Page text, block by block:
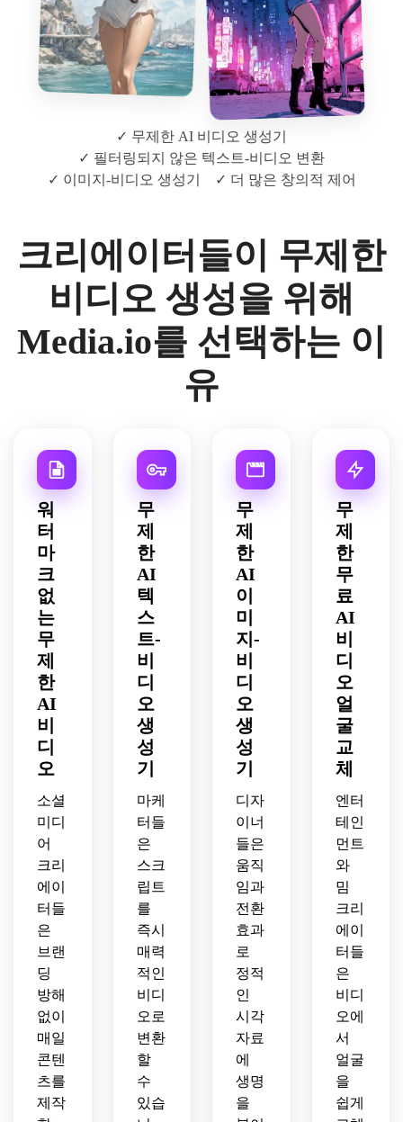
✓ 무제한 AI 비디오 생성기
✓ 필터링되지 않은 텍스트-비디오 변환
✓ 이미지-비디오 생성기
✓ 더 많은 창의적 제어
크리에이터들이 무제한
비디오 생성을 위해
Media.io를 선택하는 이
유
워
터
마
크
없
는
무
제
한
AI
비
디
오
소셜
미디
어
크리
에이
터들
은
브랜
딩
방해
없이
매일
콘텐
츠를
제작
무
제
한
AI
텍
스
트-
비
디
오
생
성
기
마케
터들
은
스크
립트
를
즉시
매력
적인
비디
오로
변환
할
수
있습
무
제
한
AI
이
미
지-
비
디
오
생
성
기
디자
이너
들은
움직
임과
전환
효과
로
정적
인
시각
자료
에
생명
을
무
제
한
무
료
AI
비
디
오
얼
굴
교
체
엔터
테인
먼트
와
밈
크리
에이
터들
은
비디
오에
서
얼굴
을
쉽게